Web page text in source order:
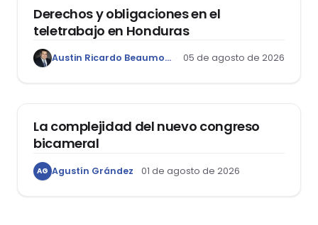
Derechos y obligaciones en el
teletrabajo en Honduras
Austin Ricardo Beaumont Rivera 05 de agosto de 2026
La complejidad del nuevo congreso
bicameral
AG Agustín Grández 01 de agosto de 2026